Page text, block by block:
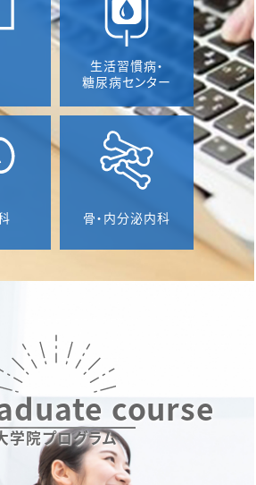
Publications
、越智章展（講師）らの論文P
PH Inhibition Suppres
Through Cont
がInternational
Sciences誌に掲載され
Fat Accumulation wit
Degradation in P
Type 2 Diabetes: A
sectional StudyがJorn
and Thrombosis誌に
Information
生活習慣病・
糖尿病センター
骨・内分泌内科
course
学院プログラム